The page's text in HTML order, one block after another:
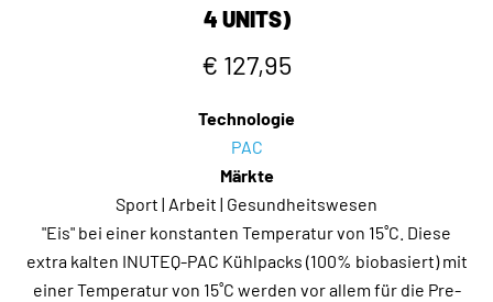
4 UNITS)
€ 127,95
Technologie
PAC
Märkte
Sport | Arbeit | Gesundheitswesen
"Eis" bei einer konstanten Temperatur von 15˚C. Diese
extra kalten INUTEQ-PAC Kühlpacks (100% biobasiert) mit
einer Temperatur von 15˚C werden vor allem für die Pre-